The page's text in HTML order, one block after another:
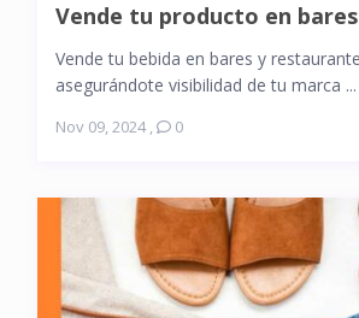
Vende tu producto en
Vende tu bebida en bares y
asegurándote visibilidad de tu marca ...
Nov 09, 2024, 0